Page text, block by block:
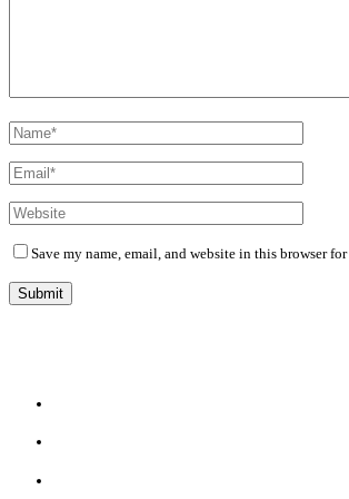
Save my name, email, and website in this browser